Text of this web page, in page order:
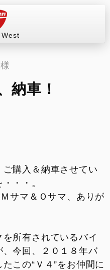
納車！
購入＆納車させてい
・・。
サマ＆Ｏサマ、ありが
所有されているバイ
今回、２０１８年バ
この“Ｖ４”をお仲間に